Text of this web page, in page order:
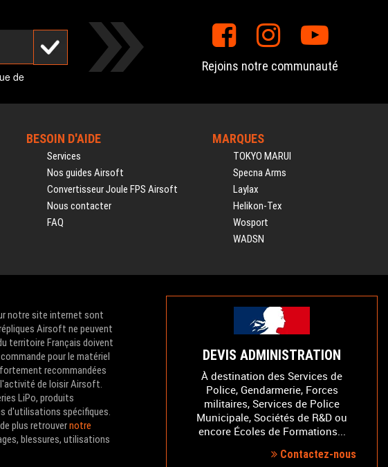
de
Rejoins notre communauté
BESOIN D'AIDE
Services
Nos guides Airsoft
Convertisseur Joule FPS Airsoft
Nous contacter
FAQ
MARQUES
TOKYO MARUI
Specna Arms
Laylax
Helikon-Tex
Wosport
WADSN
notre site internet sont
Airsoft ne peuvent
territoire Français doivent
pour le matériel
recommandées
de loisir Airsoft.
LiPo, produits
d'utilisations spécifiques.
plus retrouvernotre
blessures, utilisations
DEVIS ADMINISTRATION
À destination des Services de
Police, Gendarmerie, Forces
militaires, Services de Police
Municipale, Sociétés de R&D ou
encore Écoles de Formations...
Contactez-nous